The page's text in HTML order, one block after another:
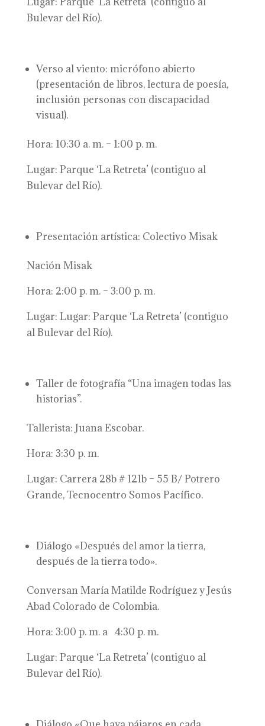
Bulevar del Río).
Verso al viento: micrófono abierto
(presentación de libros, lectura de poesía,
inclusión personas con discapacidad
visual).
Hora: 10:30 a. m. – 1:00 p. m.
Lugar: Parque ‘La Retreta’ (contiguo al
Bulevar del Río).
Presentación artística: Colectivo Misak
Nación Misak
Hora: 2:00 p. m. – 3:00 p. m.
Lugar: Lugar: Parque ‘La Retreta’ (contiguo
al Bulevar del Río).
Taller de fotografía “Una imagen todas las
historias”.
Tallerista: Juana Escobar.
Hora: 3:30 p. m.
Lugar: Carrera 28b # 121b – 55 B/ Potrero
Grande, Tecnocentro Somos Pacífico.
Diálogo «Después del amor la tierra,
después de la tierra todo».
Conversan María Matilde Rodríguez y Jesús
Abad Colorado de Colombia.
Hora: 3:00 p. m. a 4:30 p. m.
Lugar: Parque ‘La Retreta’ (contiguo al
Bulevar del Río).